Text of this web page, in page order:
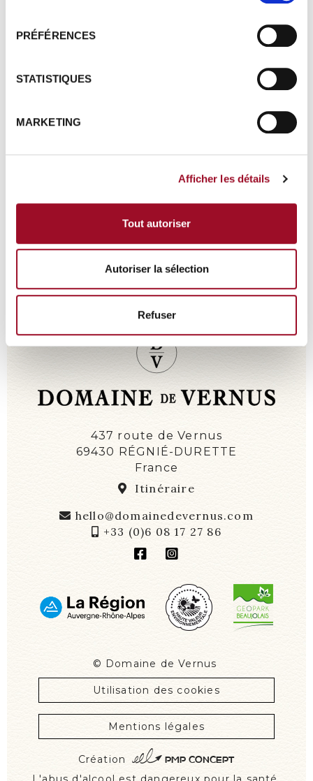
PRÉFÉRENCES
STATISTIQUES
MARKETING
Afficher les détails
Tout autoriser
Autoriser la sélection
Refuser
DÉCOUVRIR NOS CUVÉES
EXIGENCE ET SAVOIR-FAIRE
437 route de Vernus
69430 RÉGNIÉ-DURETTE
Itinéraire
hello@domainedevernus.com
+33 (0)6 08 17 27 86